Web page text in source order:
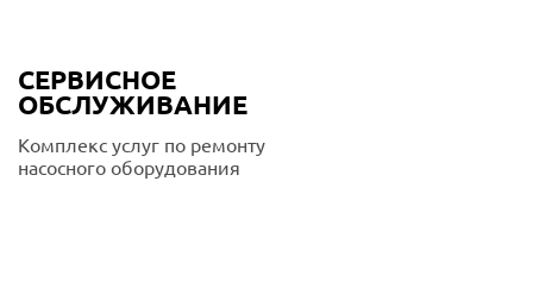
СЕРВИСНОЕ
ОБСЛУЖИВАНИЕ
Комплекс услуг по ремонту
насосного оборудования